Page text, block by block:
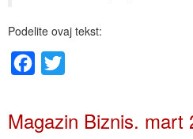
Podelite ovaj tekst:
Facebook
Magazin Biznis. mart